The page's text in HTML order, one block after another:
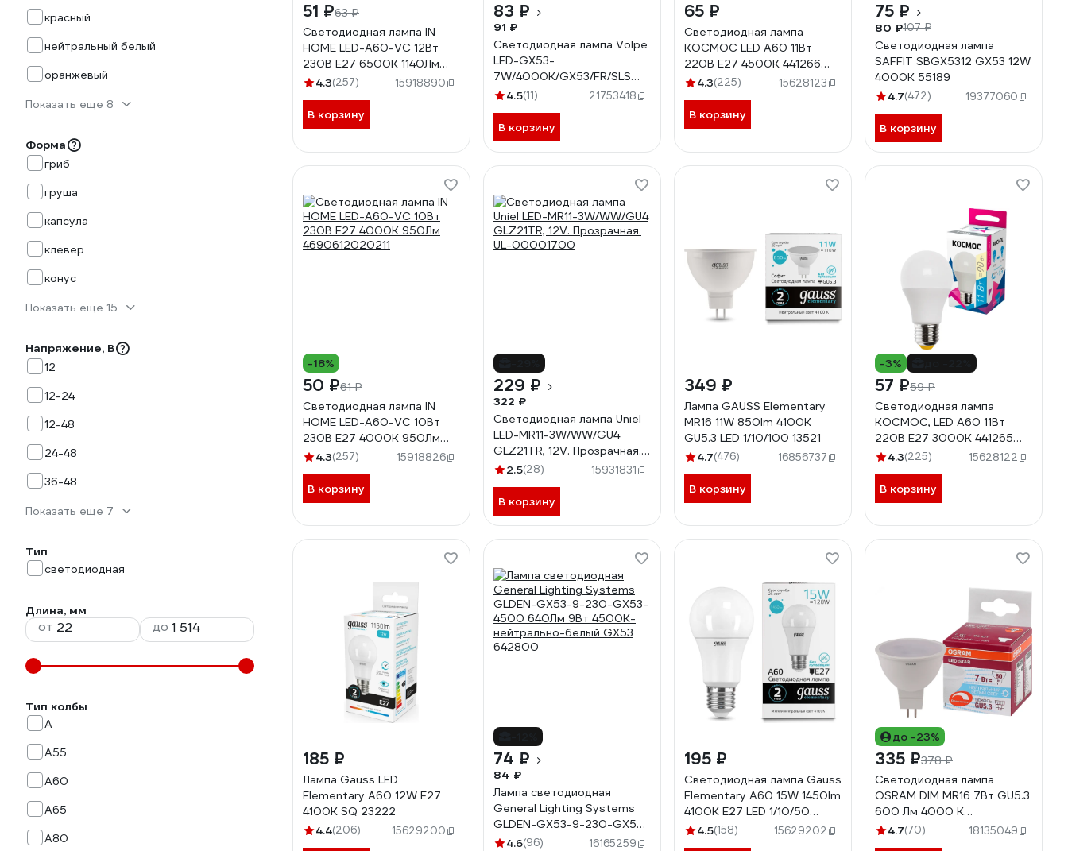
красный
нейтральный белый
оранжевый
Показать еще 8
Форма
гриб
груша
капсула
клевер
конус
Показать еще 15
Напряжение, В
12
12-24
12-48
24-48
36-48
Показать еще 7
Тип
светодиодная
Длина, мм
от до
Тип колбы
A
A55
A60
A65
A80
51 ₽63 ₽
Светодиодная лампа IN
HOME LED-A60-VC 12Вт
230В Е27 6500К 1140Лм
4690612020259
4.3(257) 15918890
В корзину
83 ₽
91 ₽
Светодиодная лампа Volpe
LED-GX53-
7W/4000K/GX53/FR/SLS
UL-00008610
4.5(11) 21753418
В корзину
65 ₽
Светодиодная лампа
КОСМОС LED A60 11Вт
220В E27 4500К 441266
LkecLED11wA60E2745
4.3(225) 15628123
В корзину
75 ₽
80 ₽107 ₽
Светодиодная лампа
SAFFIT SBGX5312 GX53 12W
4000K 55189
4.7(472) 19377060
В корзину
-18%
50 ₽61 ₽
Светодиодная лампа IN
HOME LED-A60-VC 10Вт
230В Е27 4000К 950Лм
4690612020211
4.3(257) 15918826
В корзину
229 ₽
322 ₽
Светодиодная лампа Uniel
LED-MR11-3W/WW/GU4
GLZ21TR, 12V. Прозрачная.
UL-00001700
2.5(28) 15931831
В корзину
349 ₽
Лампа GAUSS Elementary
MR16 11W 850lm 4100K
GU5.3 LED 1/10/100 13521
4.7(476) 16856737
В корзину
-3%
57 ₽59 ₽
Светодиодная лампа
КОСМОС, LED A60 11Вт
220В E27 3000К 441265
LkecLED11wA60E2730
4.3(225) 15628122
В корзину
185 ₽
Лампа Gauss LED
Elementary A60 12W E27
4100K SQ 23222
4.4(206) 15629200
74 ₽
84 ₽
Лампа светодиодная
General Lighting Systems
GLDEN-GX53-9-230-GX53-
4500 640Лм 9Вт 4500K-
4.6(96) 16165259
195 ₽
Светодиодная лампа Gauss
Elementary A60 15W 1450lm
4100K E27 LED 1/10/50
23225
4.5(158) 15629202
до -23%
335 ₽378 ₽
Светодиодная лампа
OSRAM DIM MR16 7Вт GU5.3
600 Лм 4000 К
Нейтральный белый свет
4.7(70) 18135049